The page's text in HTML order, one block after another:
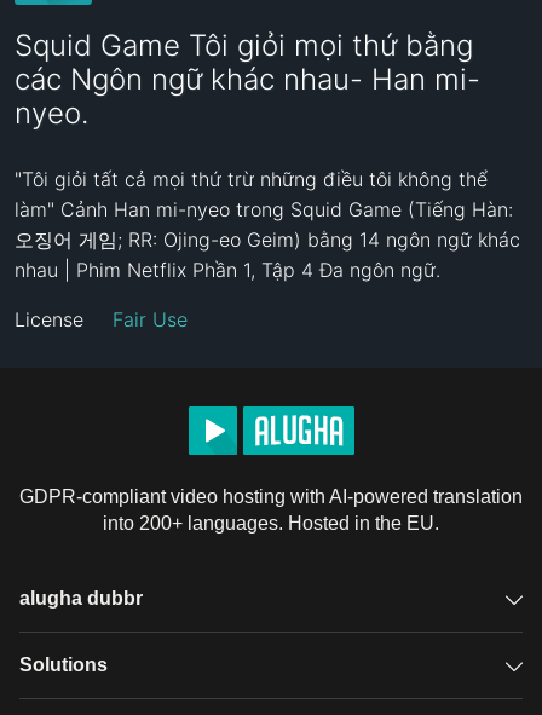
Squid Game Tôi giỏi mọi thứ bằng
các Ngôn ngữ khác nhau- Han mi-
nyeo.
"Tôi giỏi tất cả mọi thứ trừ những điều tôi không thể
làm" Cảnh Han mi-nyeo trong Squid Game (Tiếng Hàn:
오징어 게임; RR: Ojing-eo Geim) bằng 14 ngôn ngữ khác
nhau | Phim Netflix Phần 1, Tập 4 Đa ngôn ngữ.
License Fair Use
GDPR-compliant video hosting with AI-powered translation
into 200+ languages. Hosted in the EU.
alugha dubbr
Overview
Solutions